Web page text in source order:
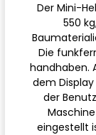
Der Mini-
550
Die
handhaben.
dem
der
eingestellt